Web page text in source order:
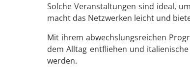
Solche Veranstaltungen sind ideal,
macht das Netzwerken leicht und
Mit ihrem abwechslungsreichen
dem Alltag entfliehen und
werden.